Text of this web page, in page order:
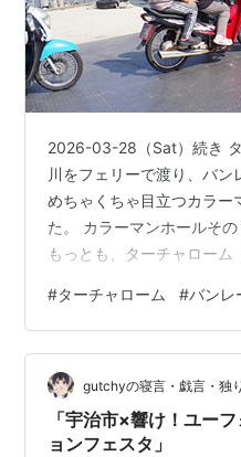
2026-03-28（Sat）続き
川をフェリーで渡り、バン
めちゃくちゃ目立つカラー
た。 カラーマンホールそ
もっとも、ターチャローム
同様海には面してませんけ
ますが、もちろん現代の
ーチン川（Maenam Tha
味の川）とチャオプラヤー
運河でつながっていて、
プ…
#ターチャローム #バンレ
gutchyの寝言・戯言・独
「宇治市×響け！ユー
ョンフェスタ」